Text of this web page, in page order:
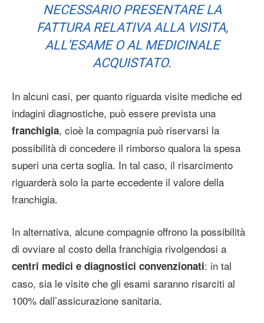
NECESSARIO PRESENTARE LA
FATTURA RELATIVA ALLA VISITA,
ALL’ESAME O AL MEDICINALE
ACQUISTATO.
In alcuni casi, per quanto riguarda visite mediche ed
indagini diagnostiche, può essere prevista una
franchigia, cioè la compagnia può riservarsi la
possibilità di concedere il rimborso qualora la spesa
superi una certa soglia. In tal caso, il risarcimento
riguarderà solo la parte eccedente il valore della
franchigia.
In alternativa, alcune compagnie offrono la possibilità
di ovviare al costo della franchigia rivolgendosi a
centri medici e diagnostici convenzionati: in tal
caso, sia le visite che gli esami saranno risarciti al
100% dall’assicurazione sanitaria.